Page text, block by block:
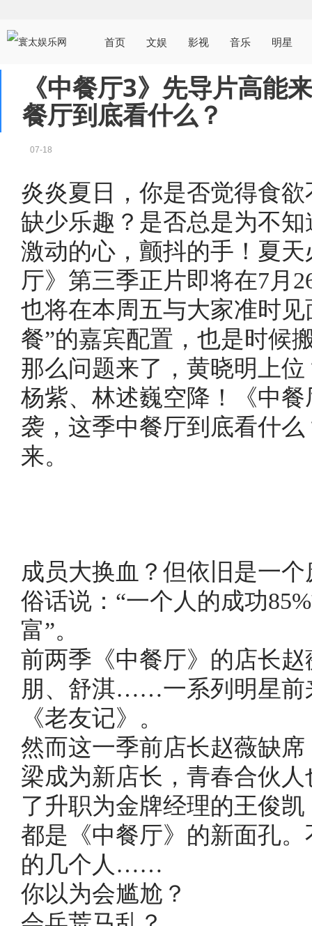
首页 文娱 影视 音乐 明星
《中餐厅3》先导片高能
餐厅到底看什么？
07-18
炎炎夏日，你是否觉得食
缺少乐趣？是否总是为不
激动的心，颤抖的手！夏
厅》第三季正片即将在7月
也将在本周五与大家准时
餐”的嘉宾配置，也是时候
那么问题来了，黄晓明上
杨紫、林述巍空降！《中
袭，这季中餐厅到底看什
来。
成员大换血？但依旧是一
俗话说：“一个人的成功
富”。
前两季《中餐厅》的店长
朋、舒淇……一系列明星前
《老友记》。
然而这一季前店长赵薇缺
梁成为新店长，青春合伙
了升职为金牌经理的王俊
都是《中餐厅》的新面孔
的几个人……
你以为会尴尬？